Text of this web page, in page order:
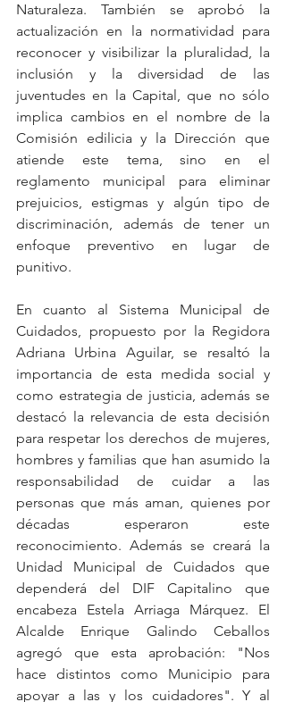
Naturaleza. También se aprobó la
actualización en la normatividad para
reconocer y visibilizar la pluralidad, la
inclusión y la diversidad de las
juventudes en la Capital, que no sólo
implica cambios en el nombre de la
Comisión edilicia y la Dirección que
atiende este tema, sino en el
reglamento municipal para eliminar
prejuicios, estigmas y algún tipo de
discriminación, además de tener un
enfoque preventivo en lugar de
punitivo.
En cuanto al Sistema Municipal de
Cuidados, propuesto por la Regidora
Adriana Urbina Aguilar, se resaltó la
importancia de esta medida social y
como estrategia de justicia, además se
destacó la relevancia de esta decisión
para respetar los derechos de mujeres,
hombres y familias que han asumido la
responsabilidad de cuidar a las
personas que más aman, quienes por
décadas esperaron este
reconocimiento. Además se creará la
Unidad Municipal de Cuidados que
dependerá del DIF Capitalino que
encabeza Estela Arriaga Márquez. El
Alcalde Enrique Galindo Ceballos
agregó que esta aprobación: "Nos
hace distintos como Municipio para
apoyar a las y los cuidadores". Y al